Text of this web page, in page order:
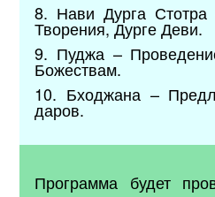
8. Нави Дурга
Творения, Дурге Деви.
9. Пуджа –
Божествам.
10. Бходжана –
даров.
Программа будет